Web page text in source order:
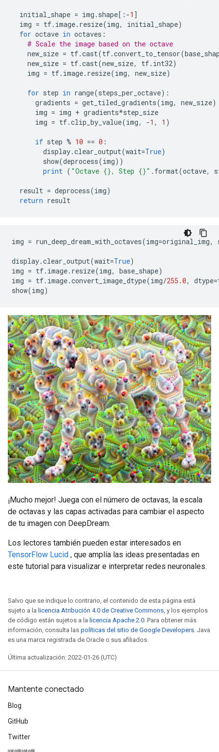
initial_shape = img . shape[:-1 ]
img = tf. image. resize(img, initial_shape)
for octave in octaves :
# Scale the image based on the octave
new_size = tf.cast(tf.convert_to_tensor(
new_size = tf.cast(new_size, tf. int32)
img = tf. image. resize(img, new_size)
for step in range(steps_per_octave):
gradients = get_tiled_gradients(img, new_size)
img = img + gradients*step_size
img = tf.clip_by_value(img, -1 , 1 )
if step % 10 == 0 :
display.clear_output(wait=True)
show(deprocess(img))
print ( "Octave {}, Step {}" . format(octave,
result = deprocess(img)
return result
img = run_deep_dream_with_octaves(img=original_img,
display.clear_output(wait=True)
img = tf. image. resize(img, base_shape)
img = tf. image.convert_image_dtype(img/255.0, dtype=
show(img)
¡Mucho mejor! Juega con el número de octavas, la escala
de octavas y las capas activadas para cambiar el aspecto
de tu imagen con DeepDream.
Los lectores también pueden estar interesados ​​en
TensorFlow Lucid , que amplía las ideas presentadas en
este tutorial para visualizar e interpretar redes neuronales.
Salvo que se indique lo contrario, el contenido de esta página está
sujeto a la licencia Atribución 4.0 de Creative Commons , y los ejemplos
de código están sujetos a la licencia Apache 2.0 . Para obtener más
información, consulta las políticas del sitio de Google Developers . Java
es una marca registrada de Oracle o sus afiliados.
Última actualización: 2022-01-26 (UTC)
Mantente conectado
Blog
GitHub
Twitter